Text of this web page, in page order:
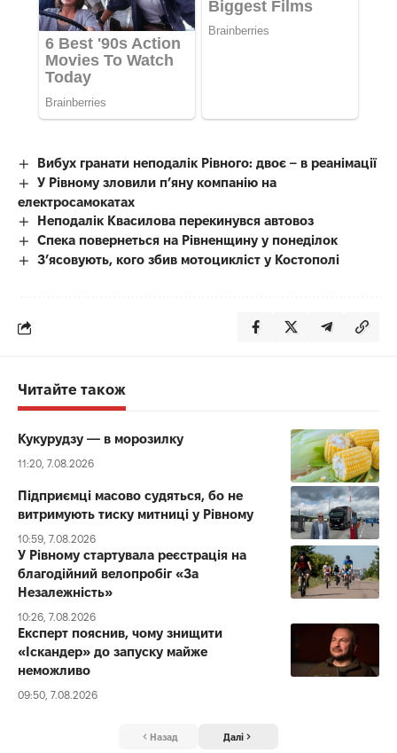
Вибух гранати неподалік Рівного: двоє – в реанімації
У Рівному зловили п’яну компанію на
електросамокатах
Неподалік Квасилова перекинувся автовоз
Спека повернеться на Рівненщину у понеділок
З’ясовують, кого збив мотоцикліст у Костополі
Читайте також
Кукурудзу — в морозилку
11:20, 7.08.2026
Підприємці масово судяться, бо не
витримують тиску митниці у Рівному
10:59, 7.08.2026
У Рівному стартувала реєстрація на
благодійний велопробіг «За
Незалежність»
10:26, 7.08.2026
Експерт пояснив, чому знищити
«Іскандер» до запуску майже
неможливо
09:50, 7.08.2026
Назад Далі